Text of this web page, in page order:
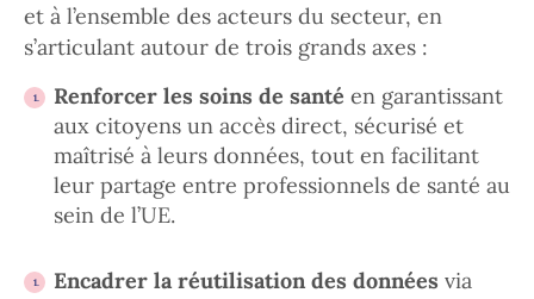
et à l’ensemble des acteurs du secteur, en
s’articulant autour de trois grands axes :
Renforcer les soins de santé en garantissant
aux citoyens un accès direct, sécurisé et
maîtrisé à leurs données, tout en facilitant
leur partage entre professionnels de santé au
sein de l’UE.
Encadrer la réutilisation des données via